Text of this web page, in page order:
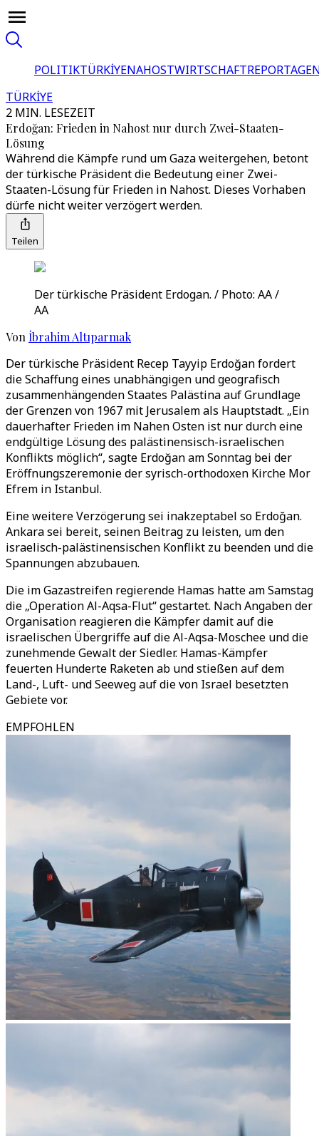
POLITIKTÜRKİYENAHOSTWIRTSCHAFT
TÜRKİYE
2 MIN. LESEZEIT
Erdoğan: Frieden in Nahost nur durch Zwei-Staaten-
Lösung
Während die Kämpfe rund um Gaza weitergehen, betont
der türkische Präsident die Bedeutung einer Zwei-
Staaten-Lösung für Frieden in Nahost. Dieses Vorhaben
dürfe nicht weiter verzögert werden.
Teilen
Der türkische Präsident Erdogan. / Photo: AA /
AA
Von İbrahim Altıparmak
Der türkische Präsident Recep Tayyip Erdoğan fordert
die Schaffung eines unabhängigen und geografisch
zusammenhängenden Staates Palästina auf Grundlage
der Grenzen von 1967 mit Jerusalem als Hauptstadt. „Ein
dauerhafter Frieden im Nahen Osten ist nur durch eine
endgültige Lösung des palästinensisch-israelischen
Konflikts möglich“, sagte Erdoğan am Sonntag bei der
Eröffnungszeremonie der syrisch-orthodoxen Kirche Mor
Efrem in Istanbul.
Eine weitere Verzögerung sei inakzeptabel so Erdoğan.
Ankara sei bereit, seinen Beitrag zu leisten, um den
israelisch-palästinensischen Konflikt zu beenden und die
Spannungen abzubauen.
Die im Gazastreifen regierende Hamas hatte am Samstag
die „Operation Al-Aqsa-Flut“ gestartet. Nach Angaben der
Organisation reagieren die Kämpfer damit auf die
israelischen Übergriffe auf die Al-Aqsa-Moschee und die
zunehmende Gewalt der Siedler. Hamas-Kämpfer
feuerten Hunderte Raketen ab und stießen auf dem
Land-, Luft- und Seeweg auf die von Israel besetzten
Gebiete vor.
EMPFOHLEN